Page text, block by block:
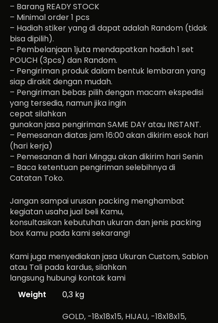
– Barang READY STOCK
– Minimal order 1 pcs
– Hadiah stiker yang di dapat adalah Random (tidak
bisa dipilih).
– Pembelanjaan 1juta mendapatkan hadiah 1 set
POUCH (3pcs) dan Random.
– Pengiriman produk dalam bentuk lembaran yang
siap dirakit dengan mudah.
– Pengiriman bebas pilih dengan macam ekspedisi
yang tersedia, namun jika ingin
cepat silahkan
gunakan jasa pengiriman SAME DAY atau INSTANT.
– Pemesanan diatas jam 16:00 akan dikirim esok hari
(hari kerja)
– Pemesanan di hari Minggu akan dikirim hari Senin
– Baca ketentuan pengiriman selebihnya di
Catatan Toko.
Jangan sampai urusan packing menghambat
kegiatan usaha jual beli Kamu,
konsultasikan kebutuhan ukuran dan jenis packing
box Kamu pada kami sekarang!
Kami juga menyediakan jasa Ukuran Custom, Sablon
atau Tali pada kardus, silahkan
langsung hubungi kontak kami
Weight
0,3 kg
GOLD, -18x18x15, HIJAU, -18x18x15,